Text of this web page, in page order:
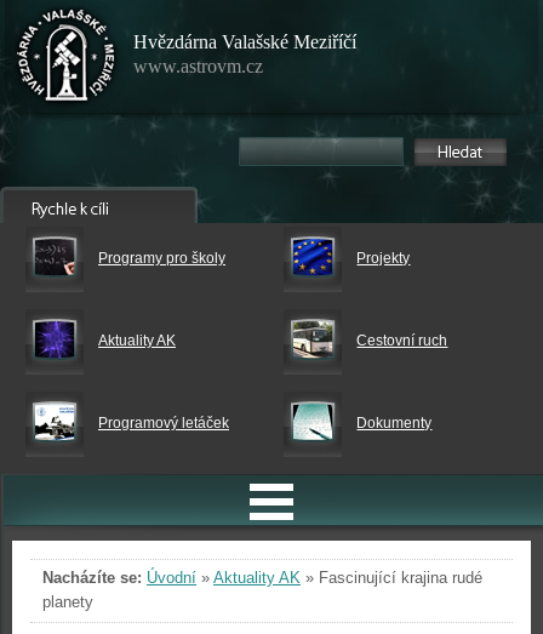
Hvězdárna Valašské Meziříčí
www.astrovm.cz
Programy pro školy Projekty
Aktuality AK Cestovní ruch
Programový letáček Dokumenty
Nacházíte se: Úvodní » Aktuality AK » Fascinující krajina rudé
planety